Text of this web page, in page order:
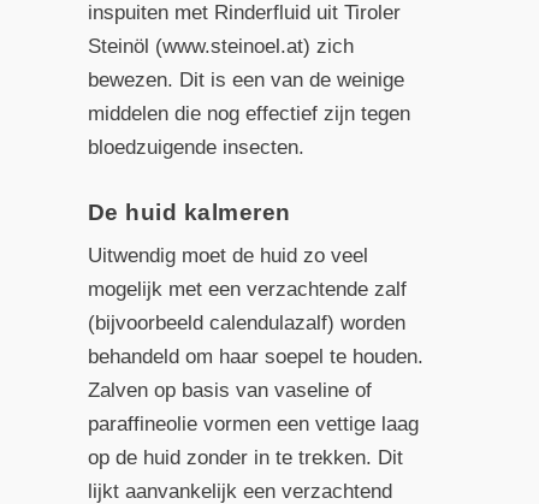
inspuiten met Rinderfluid uit Tiroler
Steinöl (www.steinoel.at) zich
bewezen. Dit is een van de weinige
middelen die nog effectief zijn tegen
bloedzuigende insecten.
De huid kalmeren
Uitwendig moet de huid zo veel
mogelijk met een verzachtende zalf
(bijvoorbeeld calendulazalf) worden
behandeld om haar soepel te houden.
Zalven op basis van vaseline of
paraffineolie vormen een vettige laag
op de huid zonder in te trekken. Dit
lijkt aanvankelijk een verzachtend